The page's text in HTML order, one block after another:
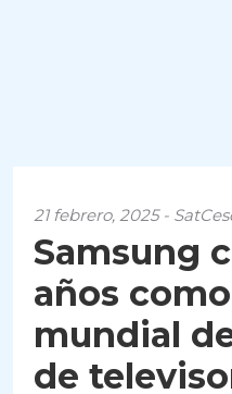
21 febrero, 2025 -
Samsung
años
mundial
de